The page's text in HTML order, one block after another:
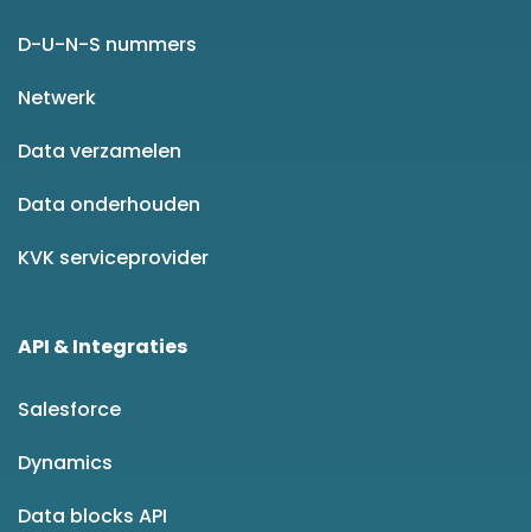
D-U-N-S nummers
Netwerk
Data verzamelen
Data onderhouden
KVK serviceprovider
API & Integraties
Salesforce
Dynamics
Data blocks API